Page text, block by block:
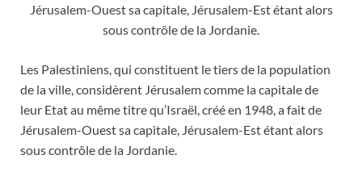
Jérusalem-Ouest sa capitale, Jérusalem-Est étant alors
sous contrôle de la Jordanie.
Les Palestiniens, qui constituent le tiers de la population
de la ville, considèrent Jérusalem comme la capitale de
leur Etat au même titre qu’Israël, créé en 1948, a fait de
Jérusalem-Ouest sa capitale, Jérusalem-Est étant alors
sous contrôle de la Jordanie.